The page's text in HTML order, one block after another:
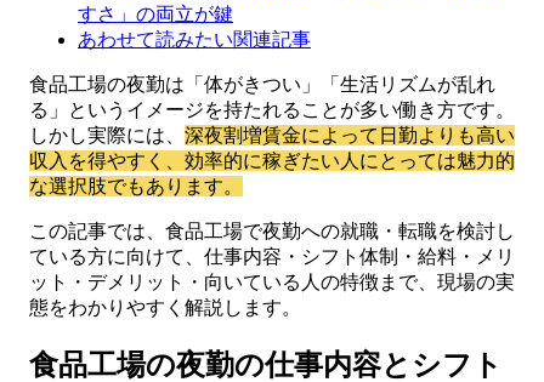
すさ」の両立が鍵
あわせて読みたい関連記事
食品工場の夜勤は「体がきつい」「生活リズムが乱れ
る」というイメージを持たれることが多い働き方です。
しかし実際には、 深夜割増賃金によって日勤よりも高い
収入を得やすく、効率的に稼ぎたい人にとっては魅力的
な選択肢でもあります。
この記事では、食品工場で夜勤への就職・転職を検討し
ている方に向けて、仕事内容・シフト体制・給料・メリ
ット・デメリット・向いている人の特徴まで、現場の実
態をわかりやすく解説します。
食品工場の夜勤の仕事内容とシフト